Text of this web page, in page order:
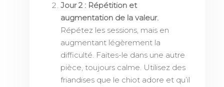
Jour 2 : Répétition et
augmentation de la valeur.
Répétez les sessions, mais en
augmentant légèrement la
difficulté. Faites-le dans une autre
pièce, toujours calme. Utilisez des
friandises que le chiot adore et qu’il